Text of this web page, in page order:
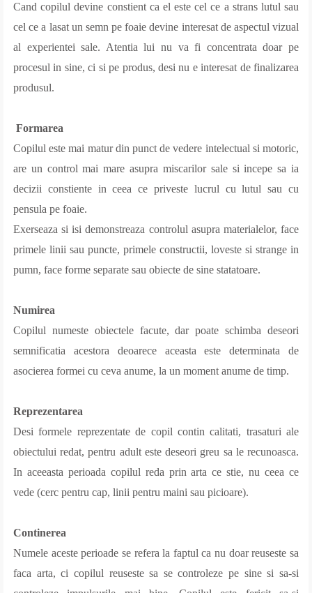
Cand copilul devine constient ca el este cel ce a strans lutul sau
cel ce a lasat un semn pe foaie devine interesat de aspectul vizual
al experientei sale. Atentia lui nu va fi concentrata doar pe
procesul in sine, ci si pe produs, desi nu e interesat de finalizarea
produsul.
Formarea
Copilul este mai matur din punct de vedere intelectual si motoric,
are un control mai mare asupra miscarilor sale si incepe sa ia
decizii constiente in ceea ce priveste lucrul cu lutul sau cu
pensula pe foaie.
Exerseaza si isi demonstreaza controlul asupra materialelor, face
primele linii sau puncte, primele constructii, loveste si strange in
pumn, face forme separate sau obiecte de sine statatoare.
Numirea
Copilul numeste obiectele facute, dar poate schimba deseori
semnificatia acestora deoarece aceasta este determinata de
asocierea formei cu ceva anume, la un moment anume de timp.
Reprezentarea
Desi formele reprezentate de copil contin calitati, trasaturi ale
obiectului redat, pentru adult este deseori greu sa le recunoasca.
In aceeasta perioada copilul reda prin arta ce stie, nu ceea ce
vede (cerc pentru cap, linii pentru maini sau picioare).
Continerea
Numele aceste perioade se refera la faptul ca nu doar reuseste sa
faca arta, ci copilul reuseste sa se controleze pe sine si sa-si